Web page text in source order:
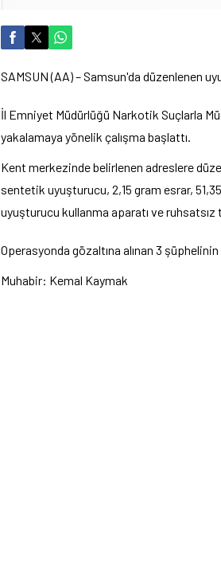
SAMSUN (AA) – Samsun'da düzenlenen
İl Emniyet Müdürlüğü Narkotik Suçlarla
yakalamaya yönelik çalışma başlattı.
Kent merkezinde belirlenen adreslere
sentetik uyuşturucu, 2,15 gram esrar,
uyuşturucu kullanma aparatı ve
Operasyonda gözaltına alınan 3
Muhabir: Kemal Kaymak